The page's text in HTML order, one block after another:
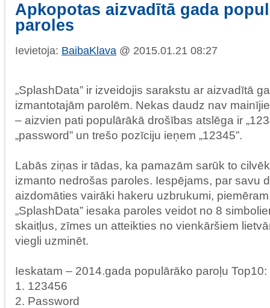
Apkopotas aizvadītā gada
paroles
Ievietoja: BaibaKlava @ 2015.01.21 08:27
„SplashData” ir izveidojis sarakstu ar aizvadītā
izmantotajām parolēm. Nekas daudz nav
– aizvien pati populārākā drošības atslēga ir
„password” un trešo pozīciju ieņem „12345”.
Labās ziņas ir tādas, ka pamazām sarūk to
izmanto nedrošas paroles. Iespējams, par savu
aizdomāties vairāki hakeru uzbrukumi,
„SplashData” iesaka paroles veidot no 8
skaitļus, zīmes un atteikties no vienkāršiem
viegli uzminēt.
Ieskatam – 2014.gada populārāko paroļu Top10:
1. 123456
2. Password